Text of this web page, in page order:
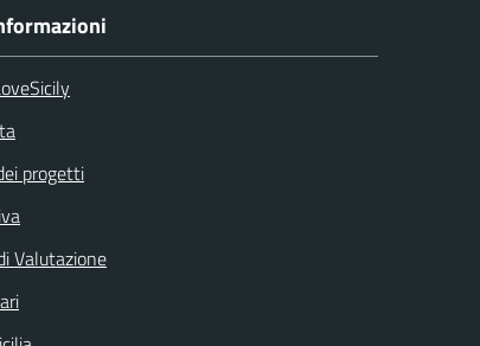
progetti
Valutazione